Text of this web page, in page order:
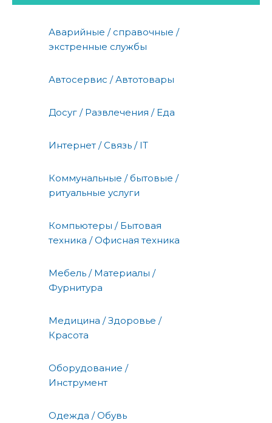
Аварийные / справочные /
экстренные службы
Автосервис / Автотовары
Досуг / Развлечения / Еда
Интернет / Связь / IT
Коммунальные / бытовые /
ритуальные услуги
Компьютеры / Бытовая
техника / Офисная техника
Мебель / Материалы /
Фурнитура
Медицина / Здоровье /
Красота
Оборудование /
Инструмент
Одежда / Обувь